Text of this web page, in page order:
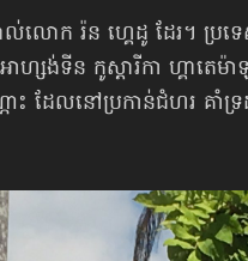
លោក រ៉ន ហ្គេដូ ដែរ។ ប្រទ
ង់ទីន កូស្ដារីកា ហ្គាតេម៉ាឡ
ដែលនៅប្រកាន់ជំហរ គាំទ្